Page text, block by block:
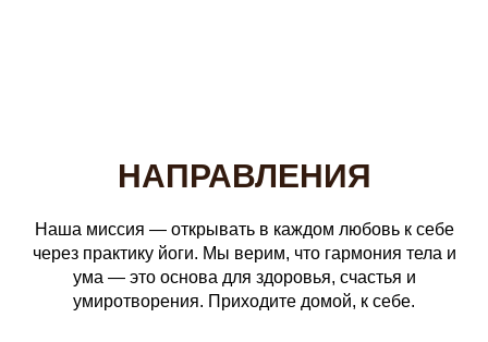
НАПРАВЛЕНИЯ
Наша миссия — открывать в каждом любовь к себе
через практику йоги. Мы верим, что гармония тела и
ума — это основа для здоровья, счастья и
умиротворения. Приходите домой, к себе.